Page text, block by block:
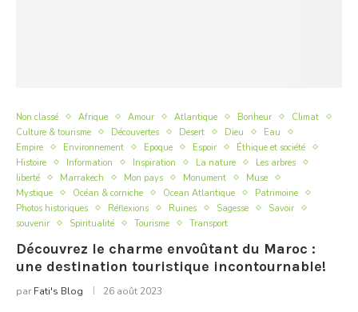
Non classé Afrique Amour Atlantique Bonheur
Climat
Culture & tourisme
Découvertes Desert Dieu
Eau
Empire
Environnement Epoque Espoir
Éthique et société
Histoire
Information Inspiration La nature
Les arbres
liberté
Marrakech Mon pays Monument
Muse
Mystique
Océan & corniche Ocean Atlantique
Patrimoine
Photos historiques
Réflexions Ruines Sagesse
Savoir
souvenir
Spiritualité Tourisme Transport
Découvrez le charme envoûtant du Maroc :
une destination touristique incontournable!
par Fati's Blog 26 août 2023